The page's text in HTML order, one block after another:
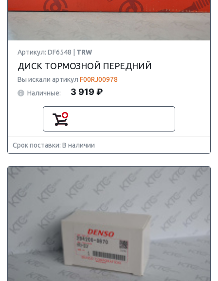
Артикул: DF6548 | TRW
ДИСК ТОРМОЗНОЙ ПЕРЕДНИЙ
Вы искали артикул F00RJ00978
Наличные:
3 919 ₽
Срок поставки: В наличии